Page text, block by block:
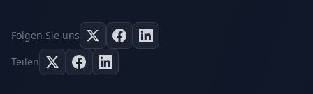
Folgen Sie uns
Teilen